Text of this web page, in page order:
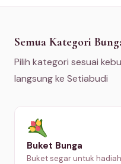
Semua Kategori
Pilih kategori sesuai
langsung ke Setiabudi
Buket Bunga
Buket segar untuk